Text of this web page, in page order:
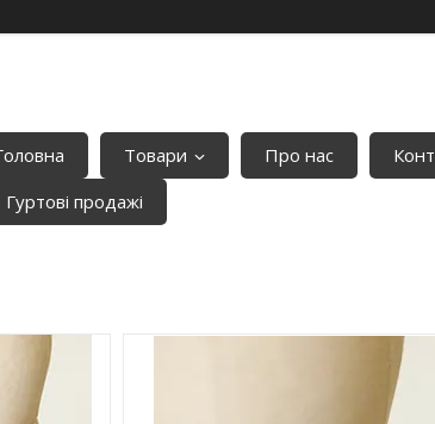
Товари Про нас
Гуртові продажі